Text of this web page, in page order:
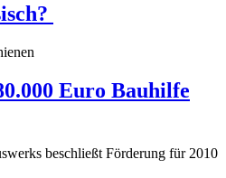
Euro Bauhilfe
beschließt Förderung für 2010